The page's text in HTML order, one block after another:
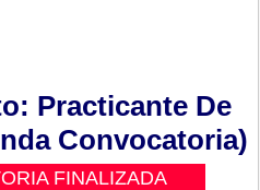
Practicante De
Convocatoria)
FINALIZADA